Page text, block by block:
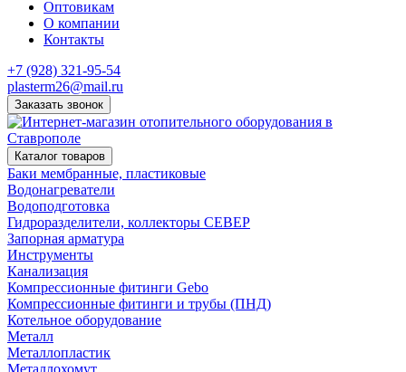
Оптовикам
О компании
Контакты
+7 (928) 321-95-54
plasterm26@mail.ru
Заказать звонок
Каталог товаров
Баки мембранные, пластиковые
Водонагреватели
Водоподготовка
Гидроразделители, коллекторы СЕВЕР
Запорная арматура
Инструменты
Канализация
Компрессионные фитинги Gebo
Компрессионные фитинги и трубы (ПНД)
Котельное оборудование
Металл
Металлопластик
Металлохомут